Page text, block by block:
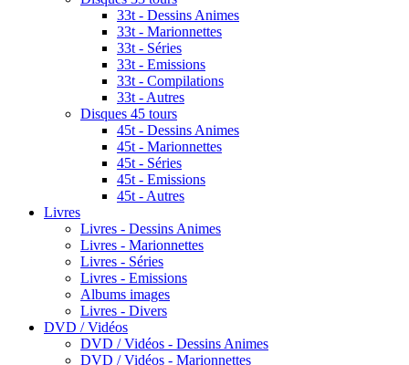
33t - Dessins Animes
33t - Marionnettes
33t - Séries
33t - Emissions
33t - Compilations
33t - Autres
Disques 45 tours
45t - Dessins Animes
45t - Marionnettes
45t - Séries
45t - Emissions
45t - Autres
Livres
Livres - Dessins Animes
Livres - Marionnettes
Livres - Séries
Livres - Emissions
Albums images
Livres - Divers
DVD / Vidéos
DVD / Vidéos - Dessins Animes
DVD / Vidéos - Marionnettes